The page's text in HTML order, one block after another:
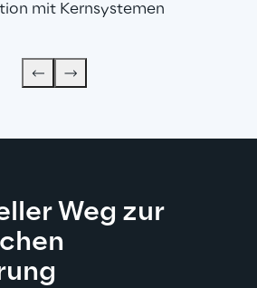
mit Kernsystemen
Weg zur